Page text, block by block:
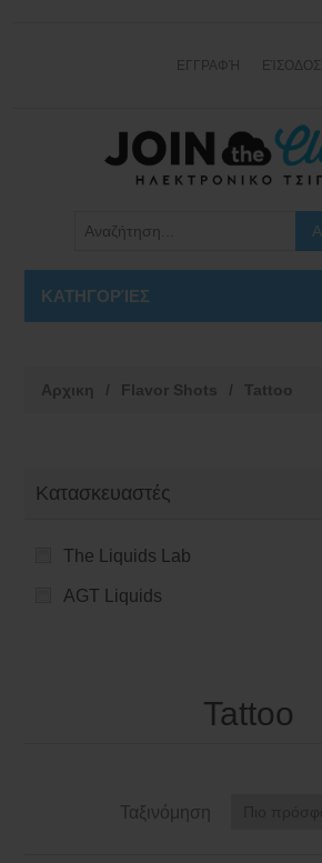
ΕΓΓΡΑΦΉ ΕΊΣΟΔΟΣ
ΚΑΤΗΓΟΡΊΕΣ
Αρχικη / Flavor Shots / Tattoo
Κατασκευαστές
The Liquids Lab
AGT Liquids
Tattoo
Ταξινόμηση